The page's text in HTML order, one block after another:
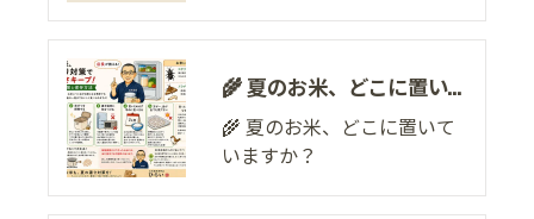
🌾 夏のお米、どこに置いていますか？
🌾 夏のお米、どこに置いて
いますか？